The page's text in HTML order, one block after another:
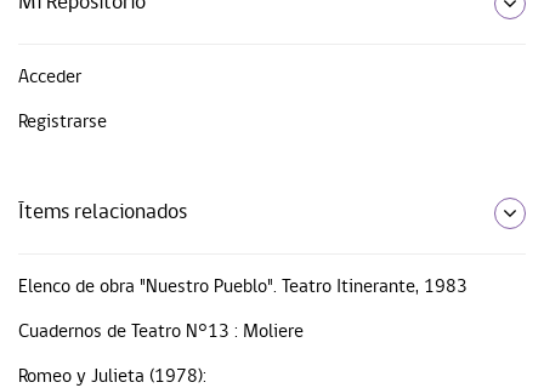
Acceder
Registrarse
Ítems relacionados
Elenco de obra "Nuestro Pueblo". Teatro Itinerante, 1983
Cuadernos de Teatro N°13 : Moliere
Romeo y Julieta (1978):